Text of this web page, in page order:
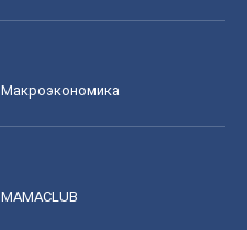
Mакроэкономика
MAMACLUB